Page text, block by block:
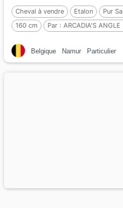
Cheval à vendre Etalon Pur
160 cm
Par : ARCADIA'S ANGLE
Belgique Namur Particulier